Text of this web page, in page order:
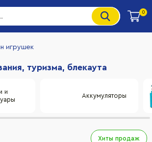
0
игрушек
туризма, блекаута
и
Аккумуляторы
Хиты продаж